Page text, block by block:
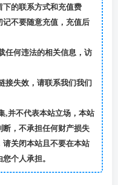
的联系方式和充值费
不要随意充值，充值后
任何违法的相关信息，访
接失效，请联系我们我们
,并不代表本站立场，本站
，不承担任何财产损失
关闭本站且不要在本站
个人承担。